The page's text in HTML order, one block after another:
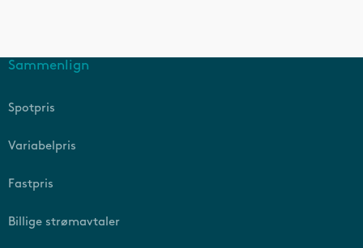
Sammenlign
Spotpris
Variabelpris
Fastpris
Billige strømavtaler